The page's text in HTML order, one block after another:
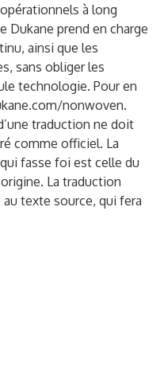
à long
Dukane prend en charge
ainsi que les
sans obliger les
technologie. Pour en
nonwoven.
traduction ne doit
comme officiel. La
fasse foi est celle du
La traduction
texte source, qui fera